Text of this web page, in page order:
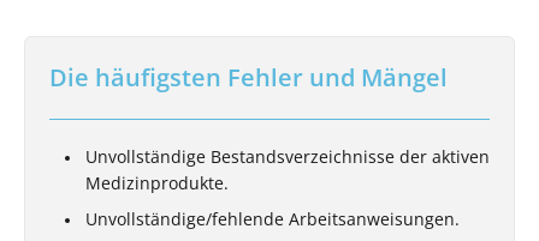
Die häufigsten Fehler und Mängel
Unvollständige Bestandsverzeichnisse der aktiven
Medizinprodukte.
Unvollständige/fehlende Arbeitsanweisungen.